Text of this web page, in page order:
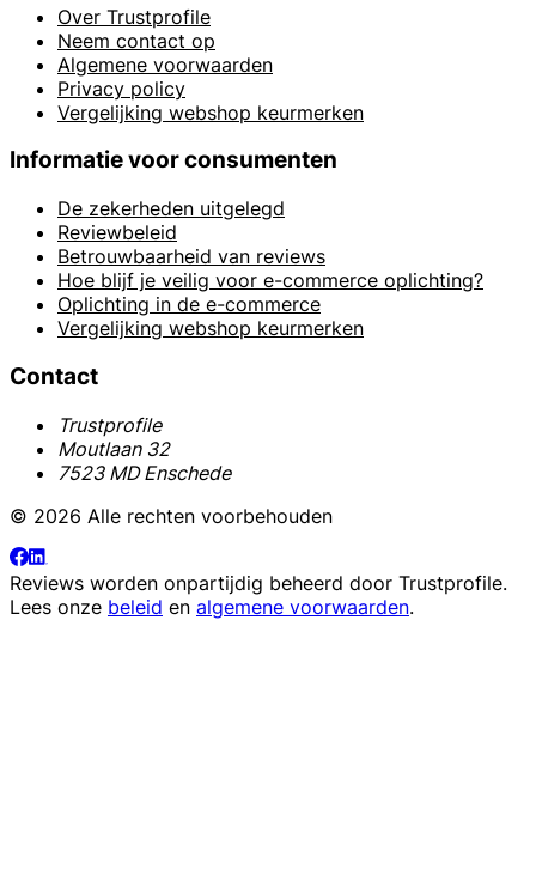
Over Trustprofile
Neem contact op
Algemene voorwaarden
Privacy policy
Vergelijking webshop keurmerken
Informatie voor consumenten
De zekerheden uitgelegd
Reviewbeleid
Betrouwbaarheid van reviews
Hoe blijf je veilig voor e-commerce oplichting?
Oplichting in de e-commerce
Vergelijking webshop keurmerken
Contact
Trustprofile
Moutlaan 32
7523 MD Enschede
© 2026 Alle rechten voorbehouden
Reviews worden onpartijdig beheerd door Trustprofile.
Lees onze beleid en algemene voorwaarden.